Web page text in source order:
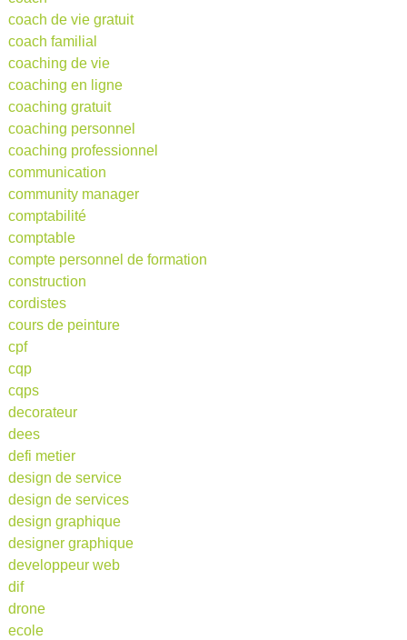
coach de vie gratuit
coach familial
coaching de vie
coaching en ligne
coaching gratuit
coaching personnel
coaching professionnel
communication
community manager
comptabilité
comptable
compte personnel de formation
construction
cordistes
cours de peinture
cpf
cqp
cqps
decorateur
dees
defi metier
design de service
design de services
design graphique
designer graphique
developpeur web
dif
drone
ecole